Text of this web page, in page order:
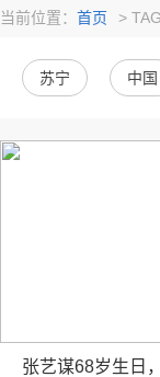
当前位置： 首页 >
苏宁 中国
张艺谋68岁生日